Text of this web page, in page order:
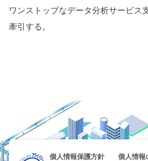
ワンストップなデータ分析サービス
牽引する。
個人情報保護方針 個人情報